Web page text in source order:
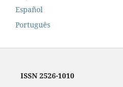
Español
Português
ISSN 2526-1010